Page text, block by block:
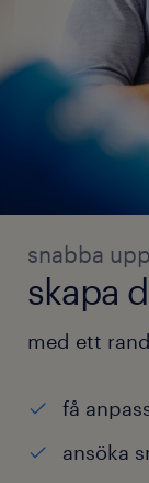
snabba
skapa
med ett
få
ansöka